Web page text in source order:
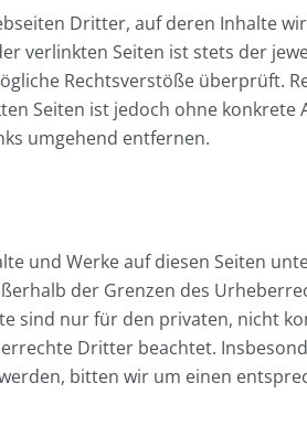
Dritter, auf deren Inhalte
verlinkten Seiten ist stets der
Rechtsverstöße überprüft.
Seiten ist jedoch ohne
umgehend entfernen.
und Werke auf diesen Seiten
der Grenzen des
sind nur für den privaten, nicht
Dritter beachtet.
bitten wir um einen